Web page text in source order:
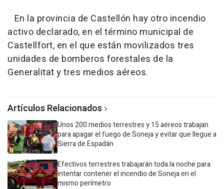
En la provincia de Castellón hay otro incendio
activo declarado, en el término municipal de
Castellfort, en el que están movilizados tres
unidades de bomberos forestales de la
Generalitat y tres medios aéreos.
Artículos Relacionados
Unos 200 medios terrestres y 15 aéreos trabajan
para apagar el fuego de Soneja y evitar que llegue a
Sierra de Espadán
Efectivos terrestres trabajarán toda la noche para
intentar contener el incendio de Soneja en el
mismo perímetro